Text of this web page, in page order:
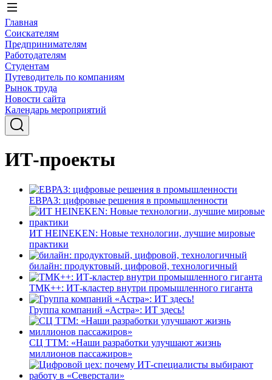
Главная
Соискателям
Предпринимателям
Работодателям
Студентам
Путеводитель по компаниям
Рынок труда
Новости сайта
Календарь мероприятий
ИТ-проекты
ЕВРАЗ: цифровые решения в промышленности
ИТ HEINEKEN: Новые технологии, лучшие мировые
практики
билайн: продуктовый, цифровой, технологичный
ТМК++: ИТ-кластер внутри промышленного гиганта
Группа компаний «Астра»: ИТ здесь!
СЦ ТТМ: «Наши разработки улучшают жизнь
миллионов пассажиров»